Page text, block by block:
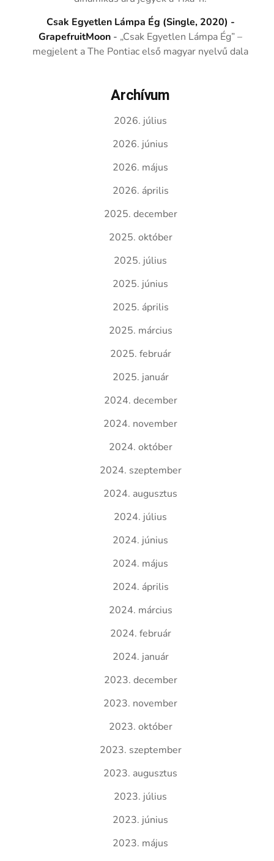
Csak Egyetlen Lámpa Ég (Single, 2020) -
GrapefruitMoon - „Csak Egyetlen Lámpa Ég” –
megjelent a The Pontiac első magyar nyelvű dala
Archívum
2026. július
2026. június
2026. május
2026. április
2025. december
2025. október
2025. július
2025. június
2025. április
2025. március
2025. február
2025. január
2024. december
2024. november
2024. október
2024. szeptember
2024. augusztus
2024. július
2024. június
2024. május
2024. április
2024. március
2024. február
2024. január
2023. december
2023. november
2023. október
2023. szeptember
2023. augusztus
2023. július
2023. június
2023. május